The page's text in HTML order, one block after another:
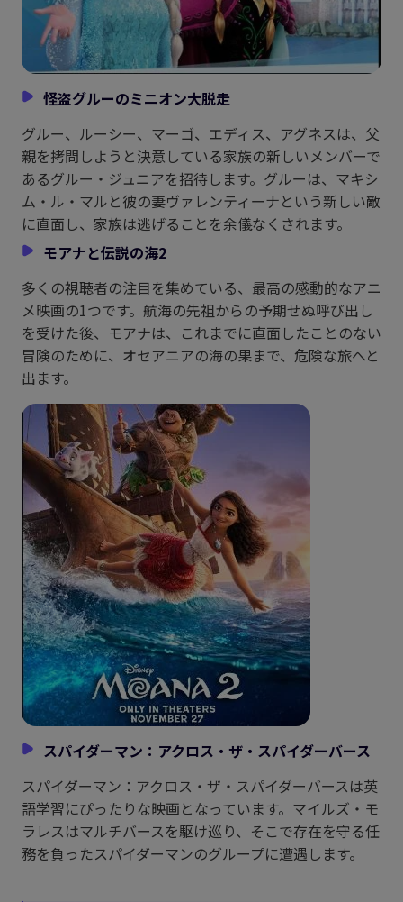
怪盗グルーのミニオン大脱走
グルー、ルーシー、マーゴ、エディス、アグネスは、父
親を拷問しようと決意している家族の新しいメンバーで
あるグルー・ジュニアを招待します。グルーは、マキシ
ム・ル・マルと彼の妻ヴァレンティーナという新しい敵
に直面し、家族は逃げることを余儀なくされます。
モアナと伝説の海2
多くの視聴者の注目を集めている、最高の感動的なアニ
メ映画の1つです。航海の先祖からの予期せぬ呼び出し
を受けた後、モアナは、これまでに直面したことのない
冒険のために、オセアニアの海の果まで、危険な旅へと
出ます。
スパイダーマン：アクロス・ザ・スパイダーバース
スパイダーマン：アクロス・ザ・スパイダーバースは英
語学習にぴったりな映画となっています。マイルズ・モ
ラレスはマルチバースを駆け巡り、そこで存在を守る任
務を負ったスパイダーマンのグループに遭遇します。